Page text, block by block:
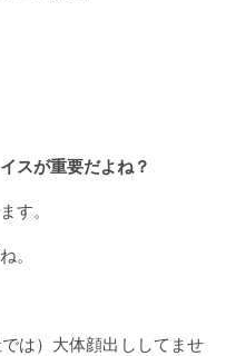
スが重要だよね？
す。
。
は）大体顔出ししてませ